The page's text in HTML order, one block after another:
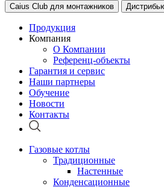
Caius Club для монтажников
Продукция
Компания
О Компании
Референц-объекты
Гарантия и сервис
Наши партнеры
Обучение
Новости
Контакты
Газовые котлы
Традиционные
Настенные
Конденсационные